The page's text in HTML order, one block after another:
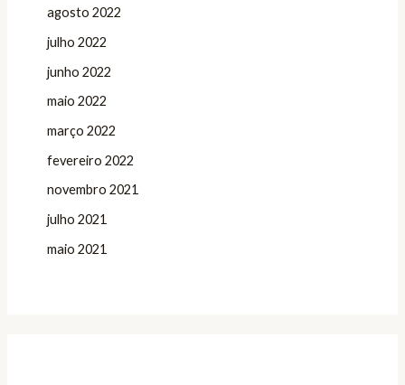
agosto 2022
julho 2022
junho 2022
maio 2022
março 2022
fevereiro 2022
novembro 2021
julho 2021
maio 2021